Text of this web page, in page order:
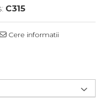
C315
Cere informatii